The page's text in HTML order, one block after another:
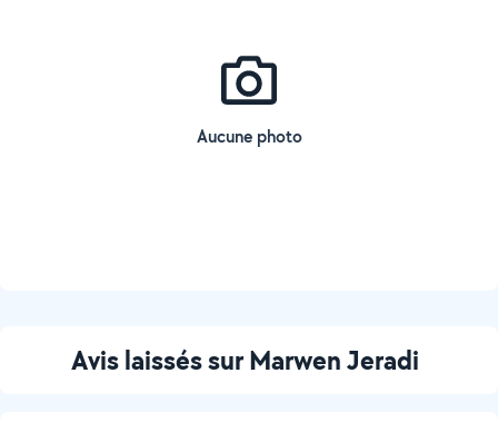
Aucune photo
Avis laissés sur Marwen Jeradi